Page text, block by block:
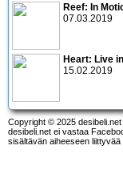
Reef: In
07.03.2019
Heart: Live
15.02.2019
Copyright © 2025
desibeli.net ei vastaa
sisältävän aiheeseen liittyvää